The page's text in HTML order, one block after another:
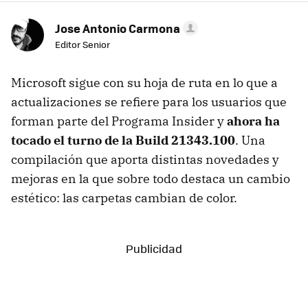
Jose Antonio Carmona
Editor Senior
Microsoft sigue con su hoja de ruta en lo que a
actualizaciones se refiere para los usuarios que
forman parte del Programa Insider yahora ha
tocado el turno de la Build 21343.100. Una
compilación que aporta distintas novedades y
mejoras en la que sobre todo destaca un cambio
estético: las carpetas cambian de color.